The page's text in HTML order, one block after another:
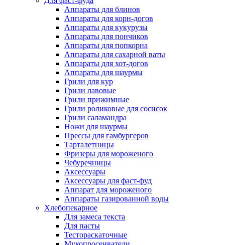
Аппараты для блинов
Аппараты для корн-догов
Аппараты для кукурузы
Аппараты для пончиков
Аппараты для попкорна
Аппараты для сахарной ваты
Аппараты для хот-догов
Аппараты для шаурмы
Грили для кур
Грили лавовые
Грили прижимные
Грили роликовые для сосисок
Грили саламандра
Ножи для шаурмы
Прессы для гамбургеров
Тарталетницы
Фризеры для мороженого
Чебуречницы
Аксессуары
Аксессуары для фаст-фуд
Аппарат для мороженого
Аппараты газированной воды
Хлебопекарное
Для замеса текста
Для пасты
Тестораскаточные